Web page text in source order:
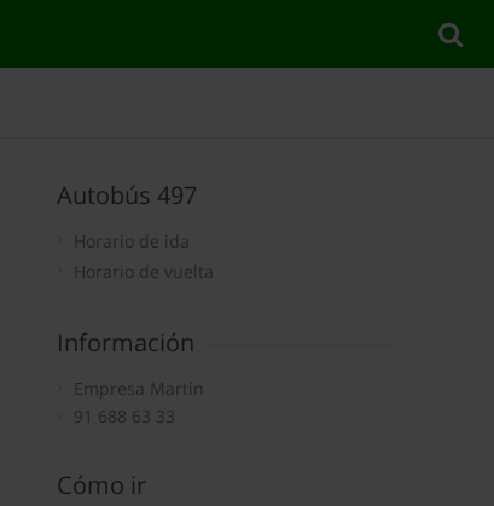
Autobús 497
Horario de ida
Horario de vuelta
Información
Empresa Martín
91 688 63 33
Cómo ir